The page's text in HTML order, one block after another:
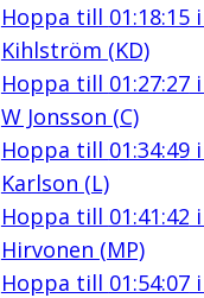
Hoppa till 01:18:15i
Kihlström (KD)
Hoppa till 01:27:27i
W Jonsson (C)
Hoppa till 01:34:49i
Karlson (L)
Hoppa till 01:41:42
Hirvonen (MP)
Hoppa till 01:54:07i